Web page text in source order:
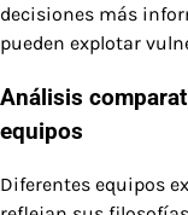
decisiones más
pueden explotar
Análisis
equipos
Diferentes equipos